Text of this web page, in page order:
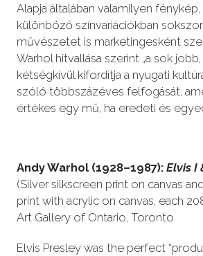
Alapja általában valamilyen
különböző színvariációkban
művészetet is marketingesként
Warhol hitvallása szerint „a sok
kétségkívül kifordítja a nyugati
szóló többszázéves felfogását,
értékes egy mű, ha eredeti és
Andy Warhol (1928–1987): Elvis I
(Silver silkscreen print on canvas
print with acrylic on canvas, each
Art Gallery of Ontario, Toronto
Elvis Presley was the perfect